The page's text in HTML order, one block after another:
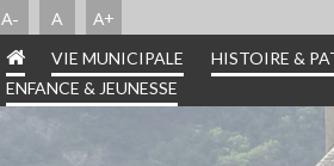
A- A A+
VIE MUNICIPALE HISTOIRE &
ENFANCE & JEUNESSE